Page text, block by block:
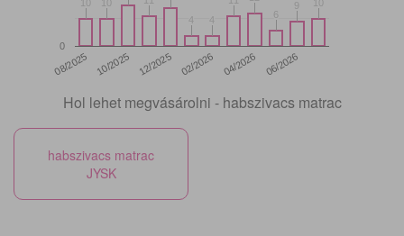
08/2025 10/2025 12/2025 02/2026 04/2026 06/2026
0
1010 1010
44 44
66
99 1010
Hol lehet megvásárolni - habszivacs matrac
habszivacs matrac
JYSK